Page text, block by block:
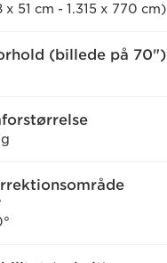
51 cm - 1.315 x 770 cm)
(billede på 70")